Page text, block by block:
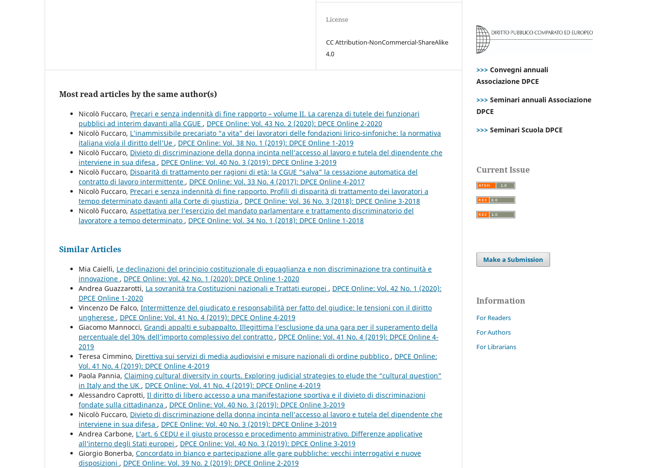
License
CC Attribution-NonCommercial-ShareAlike
4.0
Most read articles by the same author(s)
Nicolò Fuccaro, Precari e senza indennità di fine rapporto – volume II. La carenza di tutele dei funzionari
pubblici ad interim davanti alla CGUE , DPCE Online: Vol. 43 No. 2 (2020): DPCE Online 2-2020
Nicolò Fuccaro, L’inammissibile precariato “a vita” dei lavoratori delle fondazioni lirico-sinfoniche: la normativa
italiana viola il diritto dell’Ue , DPCE Online: Vol. 38 No. 1 (2019): DPCE Online 1-2019
Nicolò Fuccaro, Divieto di discriminazione della donna incinta nell’accesso al lavoro e tutela del dipendente che
interviene in sua difesa , DPCE Online: Vol. 40 No. 3 (2019): DPCE Online 3-2019
Nicolò Fuccaro, Disparità di trattamento per ragioni di età: la CGUE “salva” la cessazione automatica del
contratto di lavoro intermittente , DPCE Online: Vol. 33 No. 4 (2017): DPCE Online 4-2017
Nicolò Fuccaro, Precari e senza indennità di fine rapporto. Profili di disparità di trattamento dei lavoratori a
tempo determinato davanti alla Corte di giustizia , DPCE Online: Vol. 36 No. 3 (2018): DPCE Online 3-2018
Nicolò Fuccaro, Aspettativa per l’esercizio del mandato parlamentare e trattamento discriminatorio del
lavoratore a tempo determinato , DPCE Online: Vol. 34 No. 1 (2018): DPCE Online 1-2018
Similar Articles
Mia Caielli, Le declinazioni del principio costituzionale di eguaglianza e non discriminazione tra continuità e
innovazione , DPCE Online: Vol. 42 No. 1 (2020): DPCE Online 1-2020
Andrea Guazzarotti, La sovranità tra Costituzioni nazionali e Trattati europei , DPCE Online: Vol. 42 No. 1 (2020):
DPCE Online 1-2020
Vincenzo De Falco, Intermittenze del giudicato e responsabilità per fatto del giudice: le tensioni con il diritto
ungherese , DPCE Online: Vol. 41 No. 4 (2019): DPCE Online 4-2019
Giacomo Mannocci, Grandi appalti e subappalto. Illegittima l’esclusione da una gara per il superamento della
percentuale del 30% dell’importo complessivo del contratto , DPCE Online: Vol. 41 No. 4 (2019): DPCE Online 4-
2019
Teresa Cimmino, Direttiva sui servizi di media audiovisivi e misure nazionali di ordine pubblico , DPCE Online:
Vol. 41 No. 4 (2019): DPCE Online 4-2019
Paola Pannia, Claiming cultural diversity in courts. Exploring judicial strategies to elude the “cultural question”
in Italy and the UK , DPCE Online: Vol. 41 No. 4 (2019): DPCE Online 4-2019
Alessandro Caprotti, Il diritto di libero accesso a una manifestazione sportiva e il divieto di discriminazioni
fondate sulla cittadinanza , DPCE Online: Vol. 40 No. 3 (2019): DPCE Online 3-2019
Nicolò Fuccaro, Divieto di discriminazione della donna incinta nell’accesso al lavoro e tutela del dipendente che
interviene in sua difesa , DPCE Online: Vol. 40 No. 3 (2019): DPCE Online 3-2019
Andrea Carbone, L’art. 6 CEDU e il giusto processo e procedimento amministrativo. Differenze applicative
all’interno degli Stati europei , DPCE Online: Vol. 40 No. 3 (2019): DPCE Online 3-2019
Giorgio Bonerba, Concordato in bianco e partecipazione alle gare pubbliche: vecchi interrogativi e nuove
disposizioni , DPCE Online: Vol. 39 No. 2 (2019): DPCE Online 2-2019
>>> Convegni annuali
Associazione DPCE
>>> Seminari annuali Associazione
DPCE
>>> Seminari Scuola DPCE
Current Issue
Make a Submission
Information
For Readers
For Authors
For Librarians